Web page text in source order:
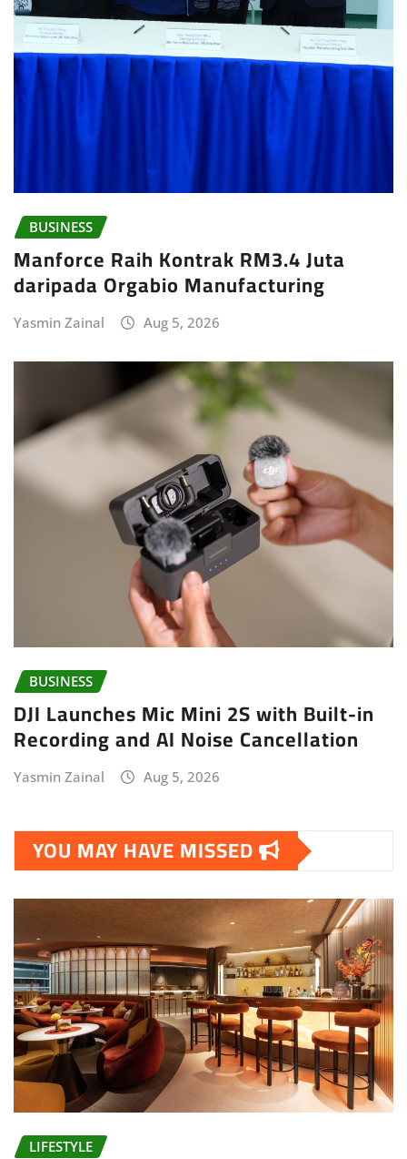
BUSINESS
Manforce Raih Kontrak RM3.4 Juta
daripada Orgabio Manufacturing
Yasmin Zainal Aug 5, 2026
BUSINESS
DJI Launches Mic Mini 2S with Built-in
Recording and AI Noise Cancellation
Yasmin Zainal Aug 5, 2026
YOU MAY HAVE MISSED
LIFESTYLE